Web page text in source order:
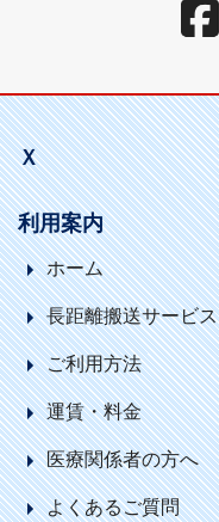
Ｘ
利用案内
ホーム
長距離搬送サービス
ご利用方法
運賃・料金
医療関係者の方へ
よくあるご質問